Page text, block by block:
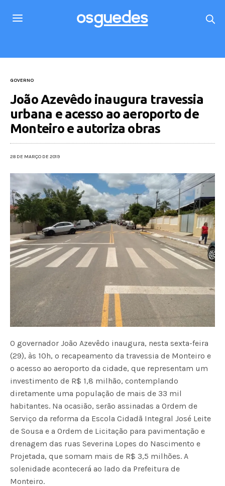
GOVERNO
João Azevêdo inaugura travessia
urbana e acesso ao aeroporto de
Monteiro e autoriza obras
28 DE MARÇO DE 2019
O governador João Azevêdo inaugura, nesta sexta-feira
(29), às 10h, o recapeamento da travessia de Monteiro e
o acesso ao aeroporto da cidade, que representam um
investimento de R$ 1,8 milhão, contemplando
diretamente uma população de mais de 33 mil
habitantes. Na ocasião, serão assinadas a Ordem de
Serviço da reforma da Escola Cidadã Integral José Leite
de Sousa e a Ordem de Licitação para pavimentação e
drenagem das ruas Severina Lopes do Nascimento e
Projetada, que somam mais de R$ 3,5 milhões. A
solenidade acontecerá ao lado da Prefeitura de
Monteiro.